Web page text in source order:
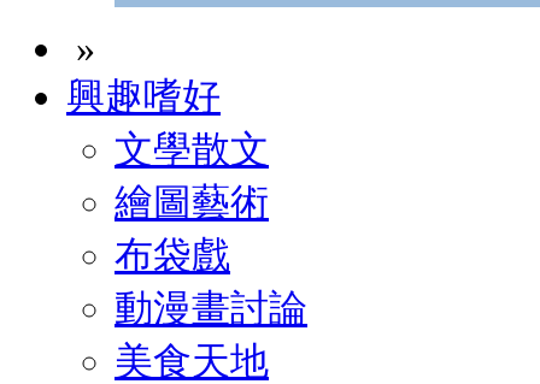
»
興趣嗜好
文學散文
繪圖藝術
布袋戲
動漫畫討論
美食天地